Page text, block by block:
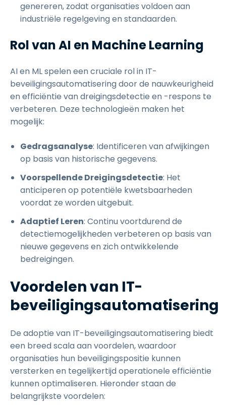
genereren, zodat organisaties voldoen aan
industriële regelgeving en standaarden.
Rol van AI en Machine Learning
AI en ML spelen een cruciale rol in IT-
beveiligingsautomatisering door de nauwkeurigheid
en efficiëntie van dreigingsdetectie en -respons te
verbeteren. Deze technologieën maken het
mogelijk:
Gedragsanalyse: Identificeren van afwijkingen
op basis van historische gegevens.
Voorspellende Dreigingsdetectie: Het
anticiperen op potentiële kwetsbaarheden
voordat ze worden uitgebuit.
Adaptief Leren: Continu voortdurend de
detectiemogelijkheden verbeteren op basis van
nieuwe gegevens en zich ontwikkelende
bedreigingen.
Voordelen van IT-
beveiligingsautomatisering
De adoptie van IT-beveiligingsautomatisering biedt
een breed scala aan voordelen, waardoor
organisaties hun beveiligingspositie kunnen
versterken en tegelijkertijd operationele efficiëntie
kunnen optimaliseren. Hieronder staan de
belangrijkste voordelen: